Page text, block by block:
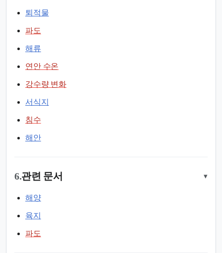
퇴적물
파도
해류
연안 수온
강수량 변화
서식지
침수
해안
6.관련 문서 ▾
해양
육지
파도